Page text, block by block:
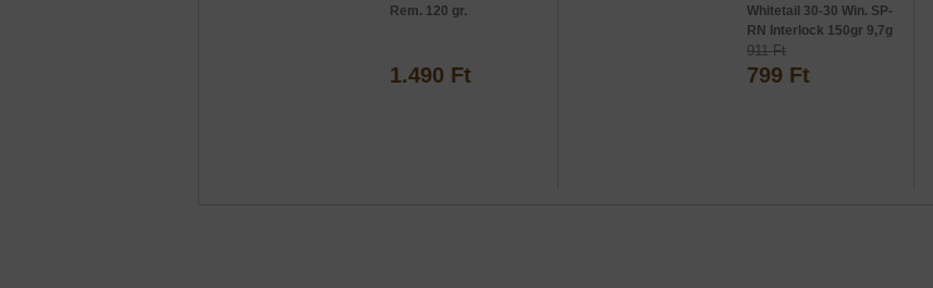
Rem. 120 gr.
1.490 Ft
Whitetail 30-30 Win. SP-
RN Interlock 150gr 9,7g
911 Ft
799 Ft